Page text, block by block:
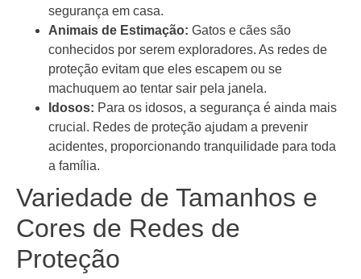
segurança em casa.
Animais de Estimação: Gatos e cães são
conhecidos por serem exploradores. As redes de
proteção evitam que eles escapem ou se
machuquem ao tentar sair pela janela.
Idosos: Para os idosos, a segurança é ainda mais
crucial. Redes de proteção ajudam a prevenir
acidentes, proporcionando tranquilidade para toda
a família.
Variedade de Tamanhos e
Cores de Redes de
Proteção